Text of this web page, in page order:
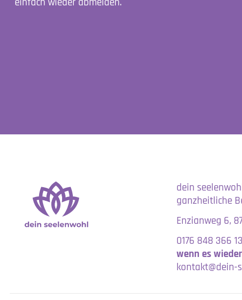
dein
ganzheitliche
Enzianweg 6,
0176 848 366 13
wenn es
kontakt@dein-